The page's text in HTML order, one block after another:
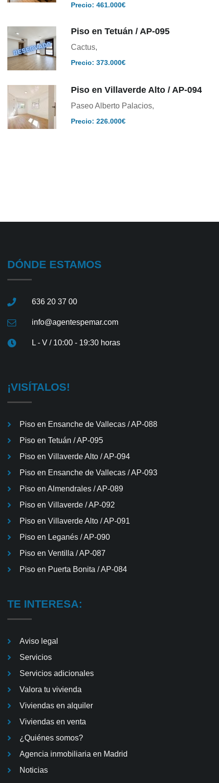
Precio: 461.000€
Piso en Tetuán / AP-095
Cactus,
Precio: 373.000€
Piso en Villaverde Alto / AP-094
Paseo Alberto Palacios,
Precio: 226.000€
DÓNDE ESTAMOS
636 20 37 00
info@agentespemar.com
L - V / 10:00 - 19:30 horas
¡VISÍTALOS!
Piso en Ensanche de Vallecas / AP-088
Piso en Tetuán / AP-095
Piso en Villaverde Alto / AP-094
Piso en Ensanche de Vallecas / AP-093
Piso en Almendrales / AP-089
Piso en Villaverde / AP-092
Piso en Villaverde Alto / AP-091
Piso en Leganés / AP-090
Piso en Ventilla / AP-087
Piso en Puerta Bonita / AP-084
TE INTERESA:
Aviso legal
Servicios
Servicios adicionales
Valora tu vivienda
Viviendas en alquiler
Viviendas en venta
¿Quiénes somos?
Agencia inmobiliaria en Madrid
Noticias